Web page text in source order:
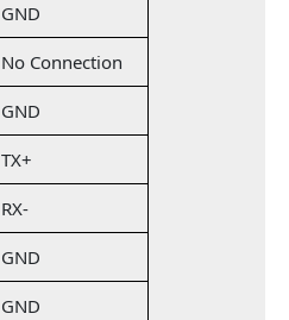
GND
No Connection
GND
TX+
RX-
GND
GND